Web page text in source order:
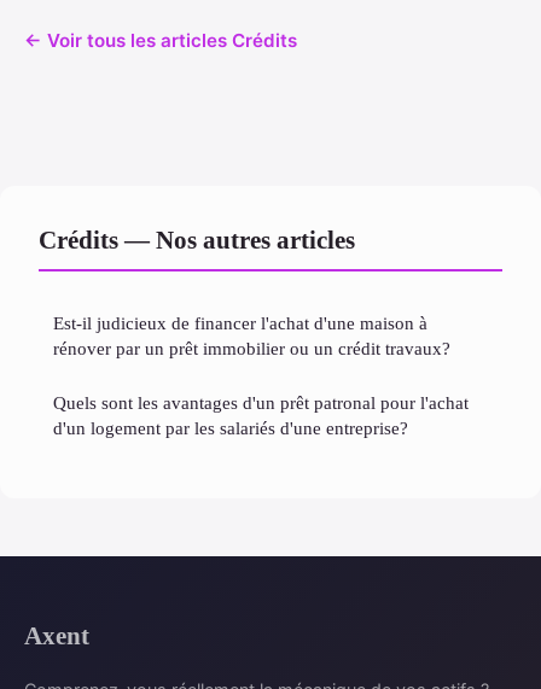
← Voir tous les articles Crédits
Crédits — Nos autres articles
Est-il judicieux de financer l'achat d'une maison à
rénover par un prêt immobilier ou un crédit travaux?
Quels sont les avantages d'un prêt patronal pour l'achat
d'un logement par les salariés d'une entreprise?
Axent